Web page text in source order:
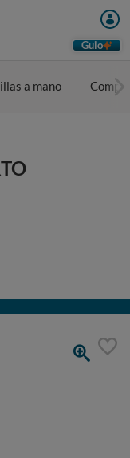
Guio
a mano